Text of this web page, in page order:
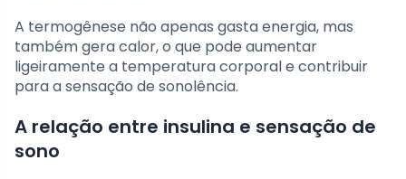
A termogênese não apenas gasta energia, mas
também gera calor, o que pode aumentar
ligeiramente a temperatura corporal e contribuir
para a sensação de sonolência.
A relação entre insulina e sensação de
sono